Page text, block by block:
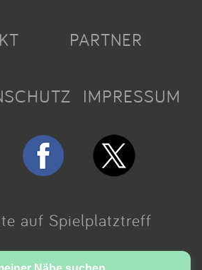
PARTNER
IMPRESSUM
auf Spielplatztreff